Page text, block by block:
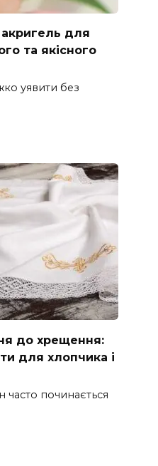
акригель для
та якісного
уявити без
до хрещення:
для хлопчика і
часто починається